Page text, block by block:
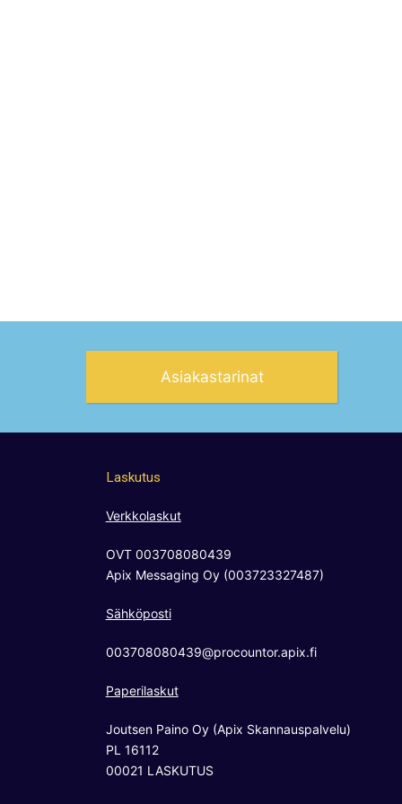
Asiakastarinat
Laskutus
Verkkolaskut
OVT 003708080439
Apix Messaging Oy (003723327487)
Sähköposti
003708080439@procountor.apix.fi
Paperilaskut
Joutsen Paino Oy (Apix Skannauspalvelu)
PL 16112
00021 LASKUTUS